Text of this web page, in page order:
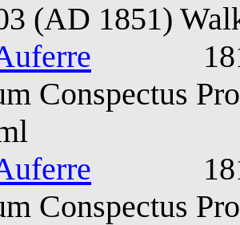
(AD 1851)
1815-
Conspectus
1815-
Conspectus